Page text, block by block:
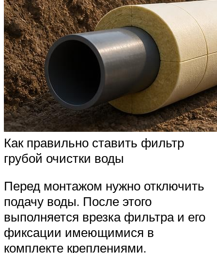
Как правильно ставить фильтр
грубой очистки воды
Перед монтажом нужно отключить
подачу воды. После этого
выполняется врезка фильтра и его
фиксации имеющимися в
комплекте креплениями.